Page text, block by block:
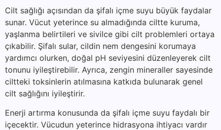
Cilt sağlığı açısından da şifalı içme suyu büyük faydalar
sunar. Vücut yeterince su almadığında ciltte kuruma,
yaşlanma belirtileri ve sivilce gibi cilt problemleri ortaya
çıkabilir. Şifalı sular, cildin nem dengesini korumaya
yardımcı olurken, doğal pH seviyesini düzenleyerek cilt
tonunu iyileştirebilir. Ayrıca, zengin mineraller sayesinde
ciltteki toksinlerin atılmasına katkıda bulunarak genel
cilt sağlığını iyileştirir.
Enerji artırma konusunda da şifalı içme suyu faydalı bir
içecektir. Vücudun yeterince hidrasyona ihtiyacı vardır